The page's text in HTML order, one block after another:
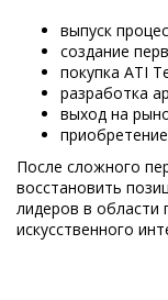
выпуск
создание
покупка ATI
разработка
выход на
После сложного
восстановить
лидеров в области
искусственного